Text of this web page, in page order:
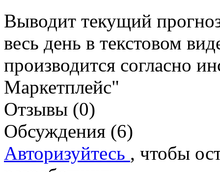
Выводит текущий
весь день в текстовом
производится согласно
Маркетплейс"
Отзывы (0)
Обсуждения (6)
Авторизуйтесь , чтобы